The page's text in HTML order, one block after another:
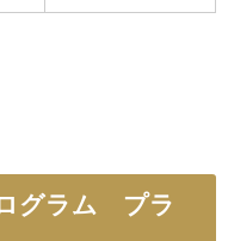
グラム プラ